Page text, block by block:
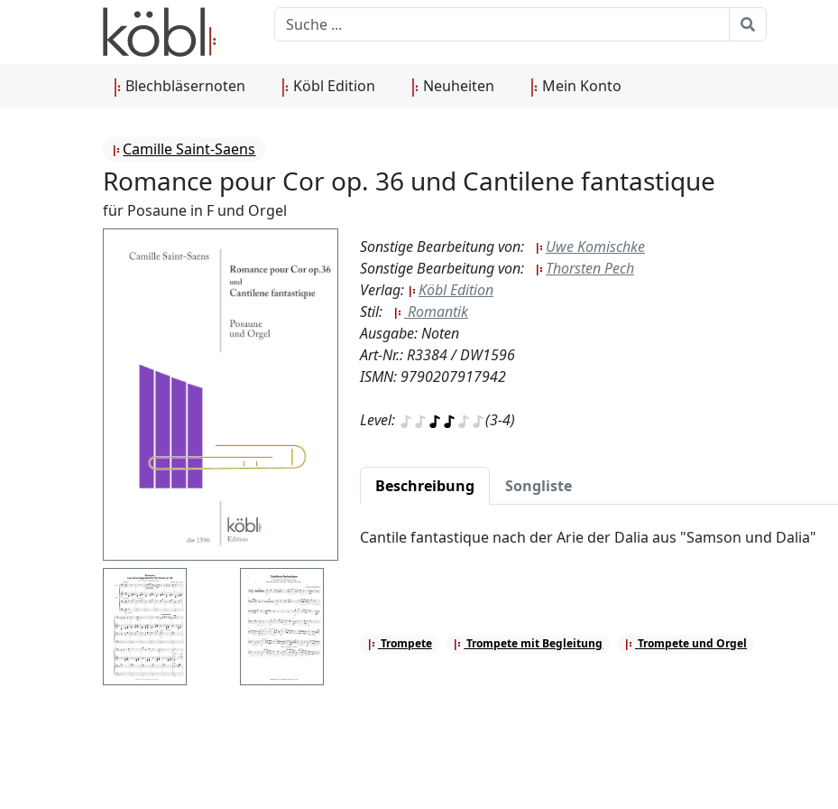
Blechbläsernoten Köbl Edition Neuheiten Mein Konto
Camille Saint-Saens
Romance pour Cor op. 36 und Cantilene fantastique
für Posaune in F und Orgel
Sonstige Bearbeitung von:
Uwe Komischke
Sonstige Bearbeitung von:
Thorsten Pech
Verlag:
Köbl Edition
Stil:
Romantik
Ausgabe: Noten
Art-Nr.: R3384 / DW1596
ISMN: 9790207917942
Level: (3-4)
Beschreibung Songliste
Cantile fantastique nach der Arie der Dalia aus "Samson und Dalia"
Trompete Trompete mit Begleitung Trompete und Orgel